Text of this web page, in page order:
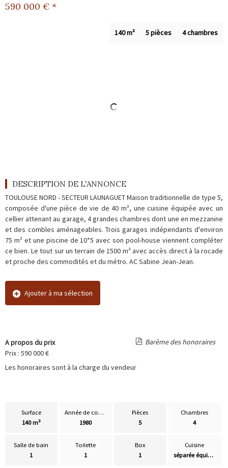
590 000 € *
4 chambres
5 pièces
140 m²
DESCRIPTION DE L'ANNONCE
TOULOUSE NORD - SECTEUR LAUNAGUET Maison traditionnelle de type 5,
composée d'une pièce de vie de 40 m², une cuisine équipée avec un
cellier attenant au garage, 4 grandes chambres dont une en mezzanine
et des combles aménageables. Trois garages indépendants d'environ
75 m² et une piscine de 10*5 avec son pool-house viennent compléter
ce bien. Le tout sur un terrain de 1500 m² avec accès direct à la rocade
et proche des commodités et du métro. AC Sabine Jean-Jean.
Ajouter à ma sélection
A propos du prix
Barème des honoraires
Prix : 590 000 €
Les honoraires sont à la charge du vendeur
Surface
140 m²
Année de construction
1980
Pièces
5
Chambres
4
Salle de bain
1
Toilette
1
Box
1
Cuisine
séparée équipée